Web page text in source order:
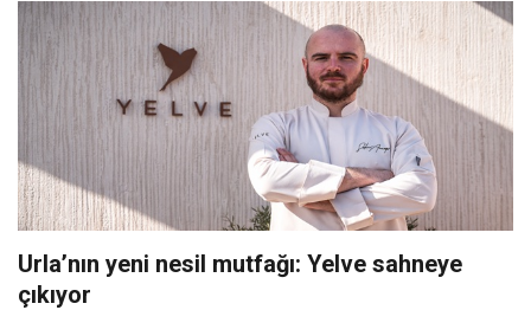
Urla’nın yeni nesil mutfağı: Yelve sahneye
çıkıyor